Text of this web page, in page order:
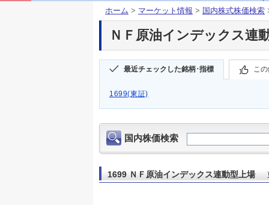
ホーム > マーケット情報 > 国内株式株価検索
ＮＦ原油インデックス連
最近チェックした銘柄･指標 こ
1699(東証)